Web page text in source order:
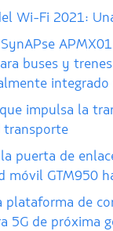
Wi-Fi 2021:
buses y
integrado
impulsa la
transporte
puerta de
móvil GTM950
plataforma de
5G de próxima